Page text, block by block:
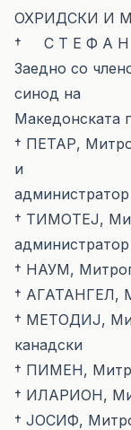
ОХРИДСКИ И
† С Т Е Ф А Н
Заедно со
синод на
Македонската
† ПЕТАР,
и
† ТИМОТЕЈ,
администратор
† НАУМ,
† АГАТАНГЕЛ,
† МЕТОДИЈ,
канадски
† ПИМЕН,
† ИЛАРИОН,
† ЈОСИФ,